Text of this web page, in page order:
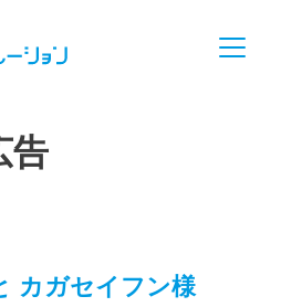
告
カガセイフン様